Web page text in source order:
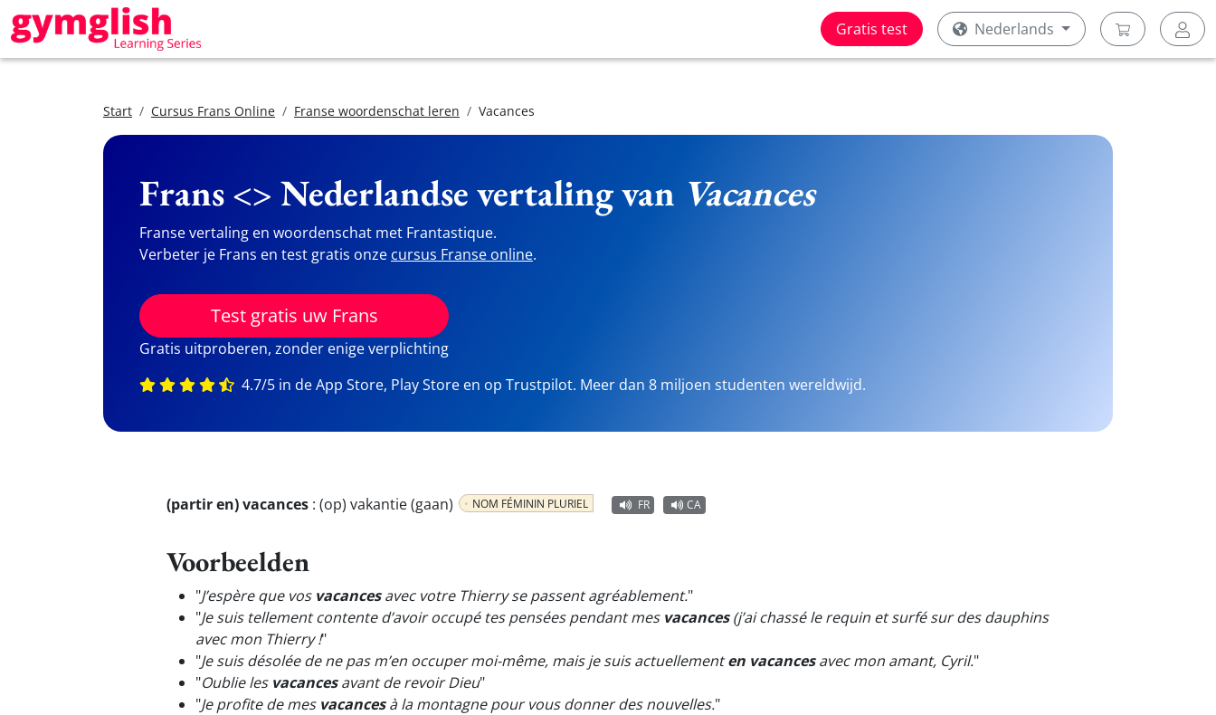
Gratis test Nederlands
Start Cursus Frans Online Franse woordenschat leren Vacances
Frans <> Nederlandse vertaling van Vacances
Franse vertaling en woordenschat met Frantastique.
Verbeter je Frans en test gratis onze cursus Franse online.
Test gratis uw Frans
Gratis uitproberen, zonder enige verplichting
4.7/5 in de App Store, Play Store en op Trustpilot. Meer dan 8 miljoen studenten wereldwijd.
(partir en) vacances : (op) vakantie (gaan) NOM FÉMININ PLURIEL FR CA
Voorbeelden
"J’espère que vos vacancesavec votre Thierry se passent agréablement."
"Je suis tellement contente d’avoir occupé tes pensées pendant mes vacances(j’ai chassé le requin et surfé sur des dauphins
avec mon Thierry !"
"Je suis désolée de ne pas m’en occuper moi-même, mais je suis actuellementen vacancesavec mon amant, Cyril."
"Oublie les vacancesavant de revoir Dieu"
"Je profite de mes vacancesà la montagne pour vous donner des nouvelles."